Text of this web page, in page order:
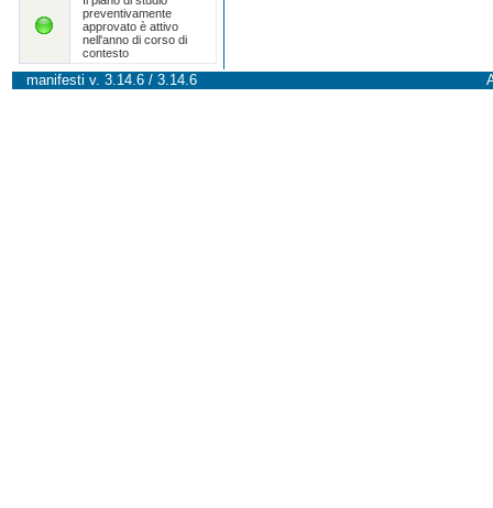
preventivamente
approvato è attivo
nell'anno di corso di
contesto
manifesti v. 3.14.6 / 3.14.6